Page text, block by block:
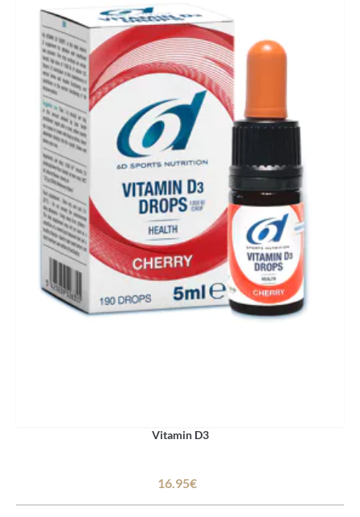
Vitamin D3
16.95€